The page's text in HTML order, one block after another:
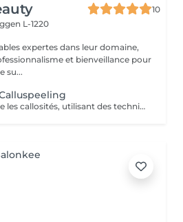
10
L-1220
expertes dans leur domaine,
et bienveillance pour
su...
Traitement intensif contre les callosités, utilisant des techniques médicales pour des pieds doux, lisses et parfaitement soignés.